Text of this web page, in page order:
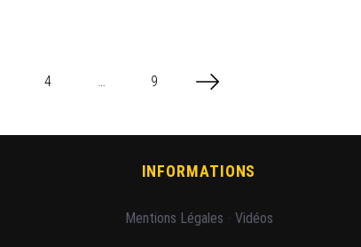
4 … 9
INFORMATIONS
Mentions Légales Vidéos